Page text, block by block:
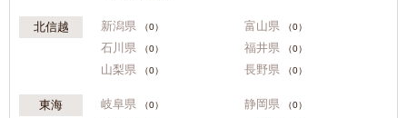
北信越 新潟県 （0） 富山県 （0）
石川県 （0） 福井県 （0）
山梨県 （0） 長野県 （0）
東海 岐阜県 （0） 静岡県 （0）